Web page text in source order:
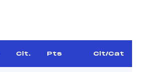
Clt. Pts Clt/Cat